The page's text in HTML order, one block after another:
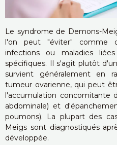
Le syndrome de Demons-
l'on peut "éviter" comme
infections ou maladies
spécifiques. Il s'agit plutôt
survient généralement en
tumeur ovarienne, qui peut
l'accumulation concomitante
abdominale) et
poumons). La plupart des
Meigs sont diagnostiqués
développée.